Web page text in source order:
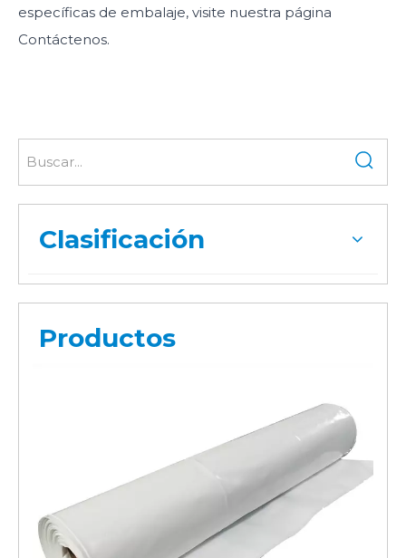
específicas de embalaje, visite nuestra página
Contáctenos.
Clasificación
Productos